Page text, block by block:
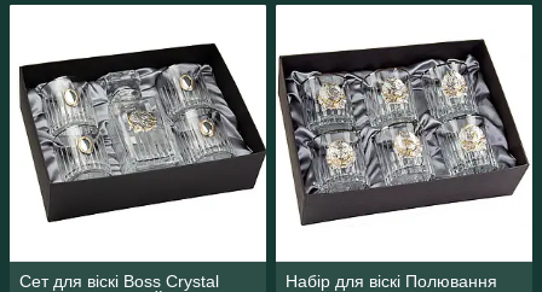
Сет для віскі Boss Crystal
Набір для віскі Полювання